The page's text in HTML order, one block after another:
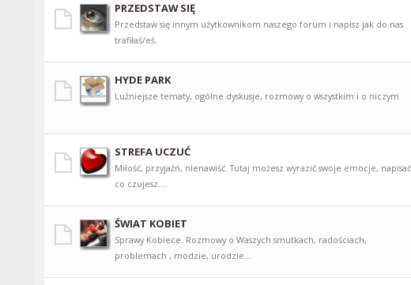
PRZEDSTAW SIĘ
Przedstaw się innym użytkownikom naszego forum i napisz jak do nas
trafiłaś/eś.
HYDE PARK
Luźniejsze tematy, ogólne dyskusje, rozmowy o wszystkim i o niczym
STREFA UCZUĆ
Miłość, przyjaźń, nienawiść. Tutaj możesz wyrazić swoje emocje, napisać
co czujesz....
ŚWIAT KOBIET
Sprawy Kobiece. Rozmowy o Waszych smutkach, radościach,
problemach , modzie, urodzie...